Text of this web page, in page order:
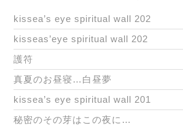
kissea’s eye spiritual wall 202
kisseas’eye spiritual wall 202
護符
真夏のお昼寝…白昼夢
kissea’s eye spiritual wall 201
秘密のその芽はこの夜に…